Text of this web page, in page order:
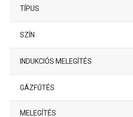
TÍPUS
SZÍN
INDUKCIÓS MELEGÍTÉS
GÁZFŰTÉS
MELEGÍTÉS